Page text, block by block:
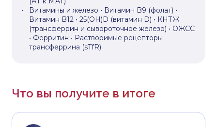
Витамины и железо • Витамин B9 (фолат) •
Витамин B12 • 25(OH)D (витамин D) • КНТЖ
(трансферрин и сывороточное железо) • ОЖСС
• Ферритин • Растворимые рецепторы
трансферрина (sTfR)
Что вы получите в итоге